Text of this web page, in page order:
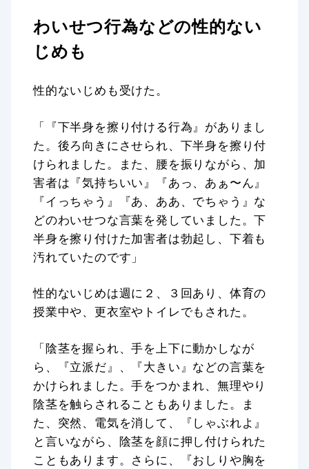
わいせつ行為などの性的ない
じめも
性的ないじめも受けた。
「『下半身を擦り付ける行為』がありまし
た。後ろ向きにさせられ、下半身を擦り付
けられました。また、腰を振りながら、加
害者は『気持ちいい』『あっ、あぁ〜ん』
『イっちゃう』『あ、ああ、でちゃう』な
どのわいせつな言葉を発していました。下
半身を擦り付けた加害者は勃起し、下着も
汚れていたのです」
性的ないじめは週に２、３回あり、体育の
授業中や、更衣室やトイレでもされた。
「陰茎を握られ、手を上下に動かしなが
ら、『立派だ』、『大きい』などの言葉を
かけられました。手をつかまれ、無理やり
陰茎を触らされることもありました。ま
た、突然、電気を消して、『しゃぶれよ』
と言いながら、陰茎を顔に押し付けられた
こともあります。さらに、『おしりや胸を